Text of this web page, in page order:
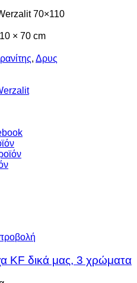
70×110
× 70 cm
, Δρυς
KF δικά μας, 3 χρώματα